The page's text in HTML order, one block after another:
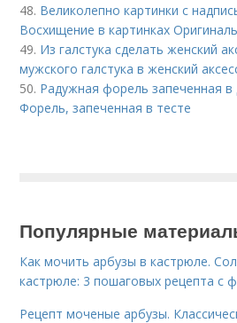
48. Великолепно картинки с
Восхищение в картинках
49. Из галстука сделать женский
мужского галстука в женский
50. Радужная форель запеченная
Форель, запеченная в тесте
Популярные
Как мочить арбузы в кастрюле.
кастрюле: 3 пошаговых рецепта с
Рецепт моченые арбузы.